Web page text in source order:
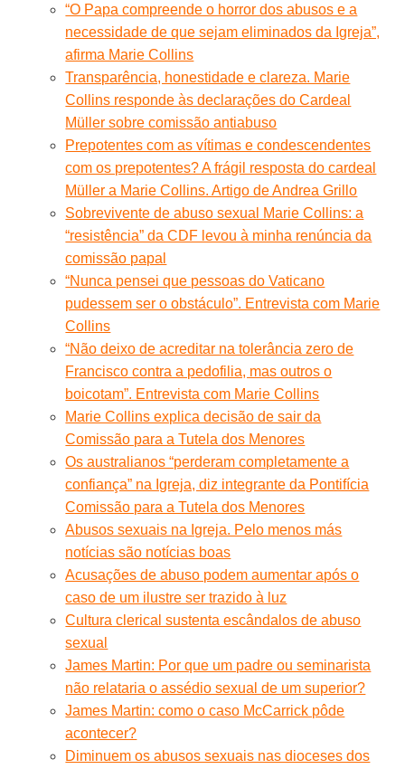
“O Papa compreende o horror dos abusos e a
necessidade de que sejam eliminados da Igreja”,
afirma Marie Collins
Transparência, honestidade e clareza. Marie
Collins responde às declarações do Cardeal
Müller sobre comissão antiabuso
Prepotentes com as vítimas e condescendentes
com os prepotentes? A frágil resposta do cardeal
Müller a Marie Collins. Artigo de Andrea Grillo
Sobrevivente de abuso sexual Marie Collins: a
“resistência” da CDF levou à minha renúncia da
comissão papal
“Nunca pensei que pessoas do Vaticano
pudessem ser o obstáculo”. Entrevista com Marie
Collins
“Não deixo de acreditar na tolerância zero de
Francisco contra a pedofilia, mas outros o
boicotam”. Entrevista com Marie Collins
Marie Collins explica decisão de sair da
Comissão para a Tutela dos Menores
Os australianos “perderam completamente a
confiança” na Igreja, diz integrante da Pontifícia
Comissão para a Tutela dos Menores
Abusos sexuais na Igreja. Pelo menos más
notícias são notícias boas
Acusações de abuso podem aumentar após o
caso de um ilustre ser trazido à luz
Cultura clerical sustenta escândalos de abuso
sexual
James Martin: Por que um padre ou seminarista
não relataria o assédio sexual de um superior?
James Martin: como o caso McCarrick pôde
acontecer?
Diminuem os abusos sexuais nas dioceses dos